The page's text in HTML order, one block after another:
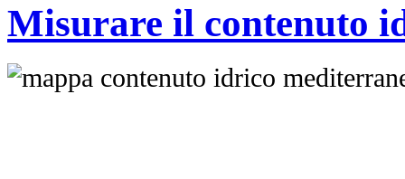
Misurare il contenuto